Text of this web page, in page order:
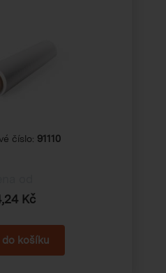
číslo: 91110
Kč